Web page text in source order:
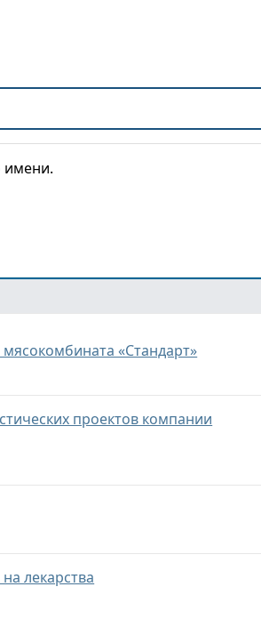
имени.
«Стандарт»
проектов компании
лекарства